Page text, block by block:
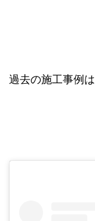
過去の施工事例は